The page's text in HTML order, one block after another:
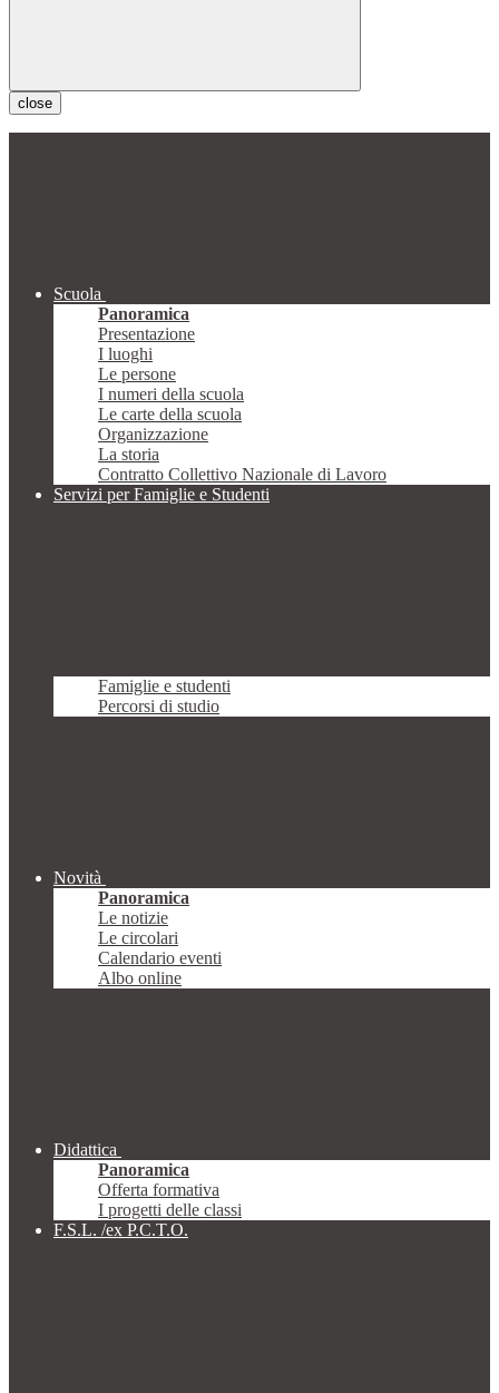
close
Scuola
Panoramica
Presentazione
I luoghi
Le persone
I numeri della scuola
Le carte della scuola
Organizzazione
La storia
Contratto Collettivo Nazionale di Lavoro
Servizi per Famiglie e Studenti
Famiglie e studenti
Percorsi di studio
Novità
Panoramica
Le notizie
Le circolari
Calendario eventi
Albo online
Didattica
Panoramica
Offerta formativa
I progetti delle classi
F.S.L. /ex P.C.T.O.